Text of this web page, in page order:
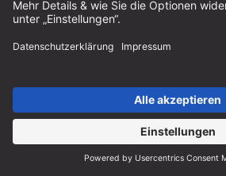
Liefer- & Versandkosten
Zahlung & Steuer
Kontaktformular
Über uns
Vertrag widerrufen